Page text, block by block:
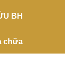
BH
chữa